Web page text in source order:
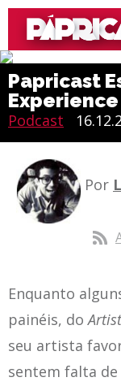
Papricast
Experience
Podcast
Por
Enquanto
painéis, do
seu artista
sentem falta